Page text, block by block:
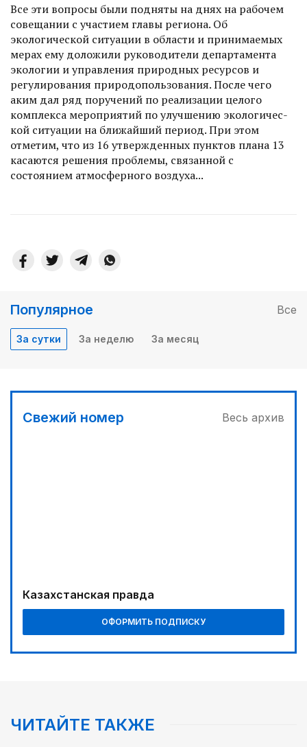
Все эти вопросы были подняты на днях на рабочем
совещании с участием главы региона. Об
экологической ситуации в области и принимаемых
мерах ему доложили руководители департамента
экологии и управления природных ресурсов и
регулирования природопользования. После чего
аким дал ряд поручений по реализации целого
комплекса мероприятий по улучшению экологичес­
кой ситуации на ближайший пе­риод. При этом
отметим, что из 16 утвержденных пунктов плана 13
касаются решения проб­лемы, связанной с
состоянием ат­мосферного воздуха...
Популярное Все
За сутки За неделю За месяц
Свежий номер Весь архив
Казахстанская правда
ОФОРМИТЬ ПОДПИСКУ
ЧИТАЙТЕ ТАКЖЕ